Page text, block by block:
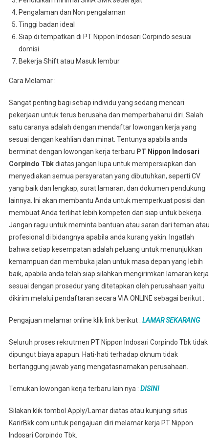
Pengalaman dan Non pengalaman
Tinggi badan ideal
Siap di tempatkan di PT Nippon Indosari Corpindo sesuai
domisi
Bekerja Shift atau Masuk lembur
Cara Melamar :
Sangat penting bagi setiap individu yang sedang mencari
pekerjaan untuk terus berusaha dan memperbaharui diri. Salah
satu caranya adalah dengan mendaftar lowongan kerja yang
sesuai dengan keahlian dan minat. Tentunya apabila anda
berminat dengan lowongan kerja terbaru PT Nippon Indosari
Corpindo Tbkdiatas jangan lupa untuk mempersiapkan dan
menyediakan semua persyaratan yang dibutuhkan, seperti CV
yang baik dan lengkap, surat lamaran, dan dokumen pendukung
lainnya. Ini akan membantu Anda untuk memperkuat posisi dan
membuat Anda terlihat lebih kompeten dan siap untuk bekerja.
Jangan ragu untuk meminta bantuan atau saran dari teman atau
profesional di bidangnya apabila anda kurang yakin. Ingatlah
bahwa setiap kesempatan adalah peluang untuk menunjukkan
kemampuan dan membuka jalan untuk masa depan yang lebih
baik, apabila anda telah siap silahkan mengirimkan lamaran kerja
sesuai dengan prosedur yang ditetapkan oleh perusahaan yaitu
dikirim melalui pendaftaran secara VIA ONLINE sebagai berikut :
Pengajuan melamar online klik link berikut : LAMAR SEKARANG
Seluruh proses rekrutmen PT Nippon Indosari Corpindo Tbk tidak
dipungut biaya apapun. Hati-hati terhadap oknum tidak
bertanggung jawab yang mengatasnamakan perusahaan.
Temukan lowongan kerja terbaru lain nya : DISINI
Silakan klik tombol Apply/Lamar diatas atau kunjungi situs
KarirBkk.com untuk pengajuan diri melamar kerja PT Nippon
Indosari Corpindo Tbk.